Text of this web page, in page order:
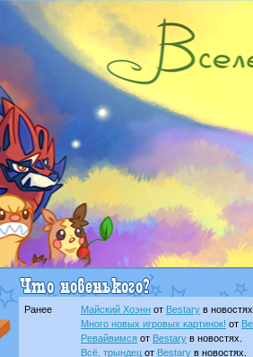
Ранее Майский Хоэнн от Bestary в
Много новых игровых картинок! от
Ревайвимся от Bestary в новостях.
Всё, трындец от Bestary в новостях.